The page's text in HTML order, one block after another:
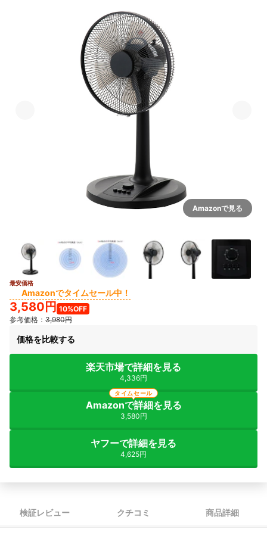
Amazonで見る
最安価格
Amazonでタイムセール中！
3,580円 10%OFF
参考価格： 3,980円
価格を比較する
楽天市場で詳細を見る
4,336円
Amazonで詳細を見る
3,580円
タイムセール
ヤフーで詳細を見る
4,625円
検証レビュー クチコミ 商品詳細